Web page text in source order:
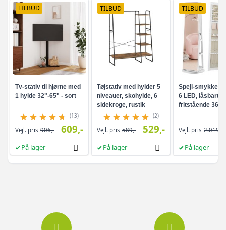
TILBUD
Tv-stativ til hjørne med
1 hylde 32"-65" - sort
(13)
Vejl. pris 906,- 609,-
På lager
TILBUD
Tøjstativ med hylder 5
niveauer, skohylde, 6
sidekroge, rustik
brun/sort
(2)
Vejl. pris 589,- 529,-
På lager
TILBUD
Spejl-
6 LED, låsbart -
fritstående 360°
helkropsspejl, 3
hvid/greige
Vejl. pris 2.019,-
På lager